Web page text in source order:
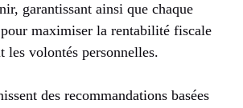
garantissant ainsi que chaque
maximiser la rentabilité fiscale
les volontés personnelles.
des recommandations basées